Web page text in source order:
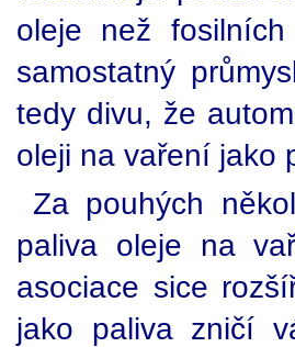
oleje než
samostatný
tedy divu, že
oleji na vaření jako
Za pouhých
paliva oleje na
asociace sice
jako paliva zničí